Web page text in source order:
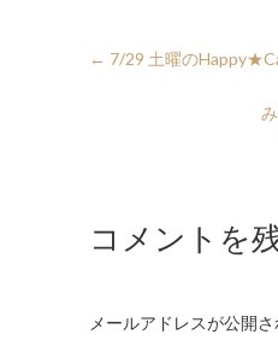
← 7/29 土曜の
コメントを
メールアドレスが公開